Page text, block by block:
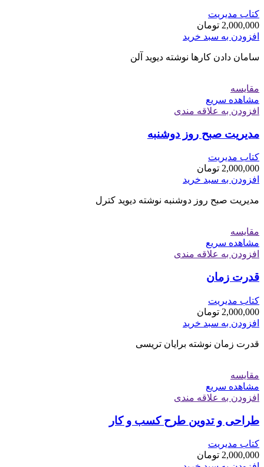
کتاب مدیریت
2,000,000 تومان
افزودن به سبد خرید
سامان دادن کارها نوشته دیوید آلن
مقایسه
مشاهده سریع
افزودن به علاقه مندی
مدیریت صبح روز دوشنبه
کتاب مدیریت
2,000,000 تومان
افزودن به سبد خرید
مدیریت صبح روز دوشنبه نوشته دیوید کترل
مقایسه
مشاهده سریع
افزودن به علاقه مندی
قدرت زمان
کتاب مدیریت
2,000,000 تومان
افزودن به سبد خرید
قدرت زمان نوشته برایان تریسی
مقایسه
مشاهده سریع
افزودن به علاقه مندی
طراحی و تدوین طرح کسب و کار
کتاب مدیریت
2,000,000 تومان